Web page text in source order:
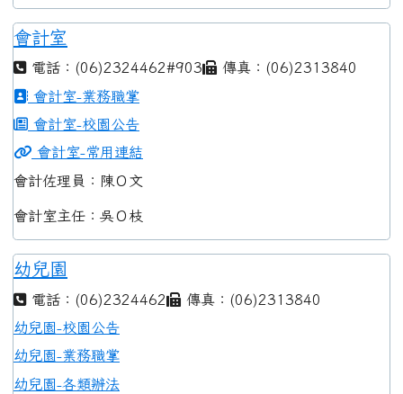
會計室
電話：(06)2324462#903
傳真：(06)2313840
會計室-業務職掌
會計室-校園公告
會計室-常用連結
會計佐理員：陳Ｏ文
會計室主任：吳Ｏ枝
幼兒園
電話：(06)2324462
傳真：(06)2313840
幼兒園-校園公告
幼兒園-業務職掌
幼兒園-各類辦法